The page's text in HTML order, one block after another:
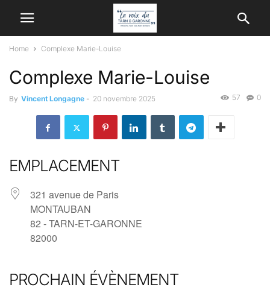
Home Complexe Marie-Louise
Complexe Marie-Louise
By Vincent Longagne - 20 novembre 2025 0
57
EMPLACEMENT
321 avenue de Paris
MONTAUBAN
82 - TARN-ET-GARONNE
82000
PROCHAIN ÉVÈNEMENT